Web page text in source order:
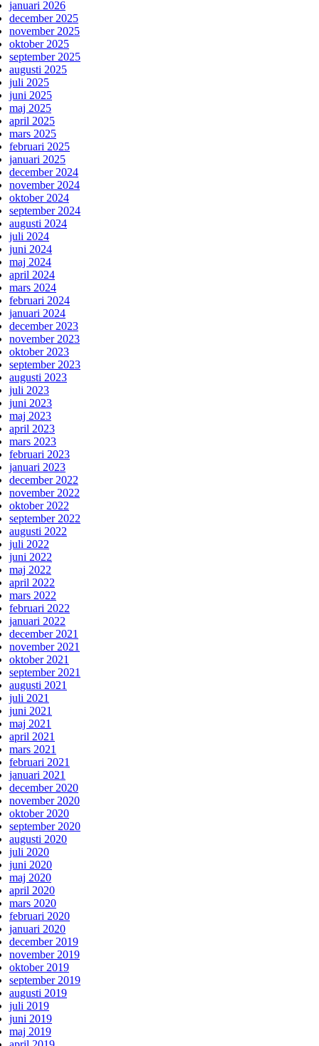
januari 2026
december 2025
november 2025
oktober 2025
september 2025
augusti 2025
juli 2025
juni 2025
maj 2025
april 2025
mars 2025
februari 2025
januari 2025
december 2024
november 2024
oktober 2024
september 2024
augusti 2024
juli 2024
juni 2024
maj 2024
april 2024
mars 2024
februari 2024
januari 2024
december 2023
november 2023
oktober 2023
september 2023
augusti 2023
juli 2023
juni 2023
maj 2023
april 2023
mars 2023
februari 2023
januari 2023
december 2022
november 2022
oktober 2022
september 2022
augusti 2022
juli 2022
juni 2022
maj 2022
april 2022
mars 2022
februari 2022
januari 2022
december 2021
november 2021
oktober 2021
september 2021
augusti 2021
juli 2021
juni 2021
maj 2021
april 2021
mars 2021
februari 2021
januari 2021
december 2020
november 2020
oktober 2020
september 2020
augusti 2020
juli 2020
juni 2020
maj 2020
april 2020
mars 2020
februari 2020
januari 2020
december 2019
november 2019
oktober 2019
september 2019
augusti 2019
juli 2019
juni 2019
maj 2019